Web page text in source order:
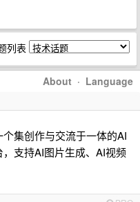
列表
About · Language
个集创作与交流于一体的AI
支持AI图片生成、AI视频